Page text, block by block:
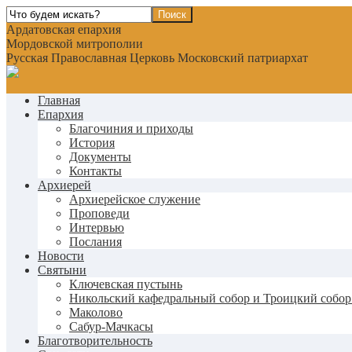
Ардатовская епархия
Мордовской митрополии
Русская Православная Церковь Московский патриархат
Главная
Епархия
Благочиния и приходы
История
Документы
Контакты
Архиерей
Архиерейское служение
Проповеди
Интервью
Послания
Новости
Святыни
Ключевская пустынь
Никольский кафедральный собор и Троицкий собор
Маколово
Сабур-Мачкасы
Благотворительность